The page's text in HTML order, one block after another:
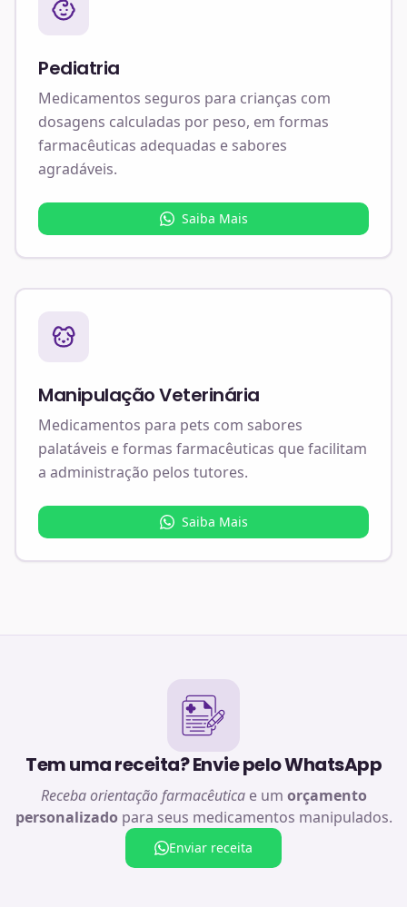
Pediatria
Medicamentos seguros para crianças com
dosagens calculadas por peso, em formas
farmacêuticas adequadas e sabores
agradáveis.
Saiba Mais
Manipulação Veterinária
Medicamentos para pets com sabores
palatáveis e formas farmacêuticas que facilitam
a administração pelos tutores.
Saiba Mais
Tem uma receita? Envie pelo WhatsApp
Receba orientação farmacêuticae um orçamento
personalizado para seus medicamentos manipulados.
Enviar receita